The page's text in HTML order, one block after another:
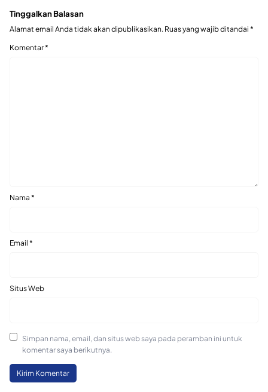
Tinggalkan Balasan
Alamat email Anda tidak akan dipublikasikan. Ruas yang wajib ditandai *
Komentar*
Nama *
Email *
Situs Web
Simpan nama, email, dan situs web saya pada peramban ini untuk
komentar saya berikutnya.